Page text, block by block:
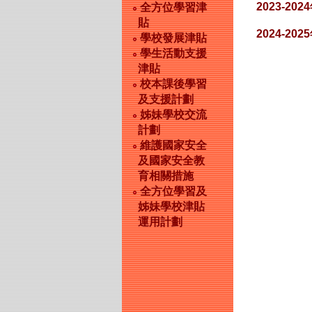
全方位學習津
貼
學校發展津貼
學生活動支援
津貼
校本課後學習
及支援計劃
姊妹學校交流
計劃
維護國家安全
及國家安全教
育相關措施
全方位學習及
姊妹學校津貼
運用計劃
2023-
2024-